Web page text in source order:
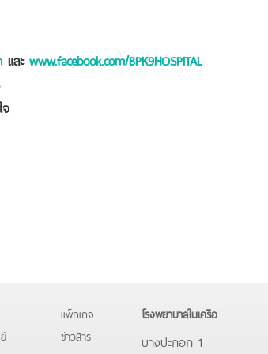
และ www.facebook.com/BPK9HOSPITAL
แพ็กเกจ
ข่าวสาร
โรงพยาบาลในเครือ
บางปะกอก 1